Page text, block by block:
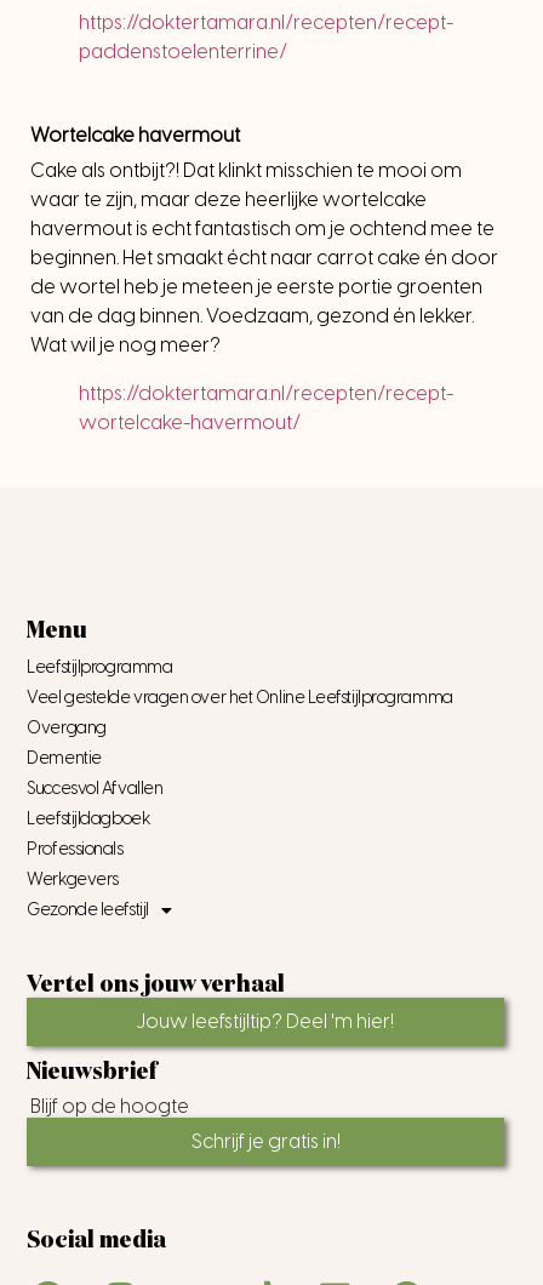
https://doktertamara.nl/recepten/recept-
paddenstoelenterrine/
Wortelcake havermout
Cake als ontbijt?! Dat klinkt misschien te mooi om
waar te zijn, maar deze heerlijke wortelcake
havermout is echt fantastisch om je ochtend mee te
beginnen. Het smaakt écht naar carrot cake én door
de wortel heb je meteen je eerste portie groenten
van de dag binnen. Voedzaam, gezond én lekker.
Wat wil je nog meer?
https://doktertamara.nl/recepten/recept-
wortelcake-havermout/
Menu
Leefstijlprogramma
Veel gestelde vragen over het Online Leefstijlprogramma
Overgang
Dementie
Succesvol Afvallen
Leefstijldagboek
Professionals
Werkgevers
Gezonde leefstijl
Vertel ons jouw verhaal
Jouw leefstijltip? Deel 'm hier!
Nieuwsbrief
Blijf op de hoogte
Schrijf je gratis in!
Social media